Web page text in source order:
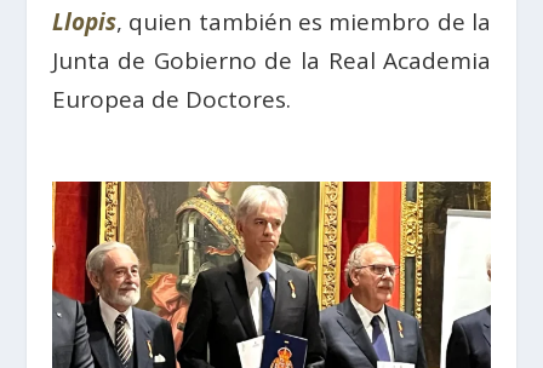
Llopis, quien también es miembro de la
Junta de Gobierno de la Real Academia
Europea de Doctores.